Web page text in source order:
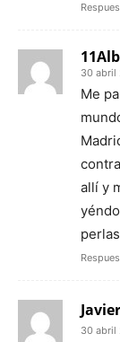
30 abril
Me
allí y
30 abril